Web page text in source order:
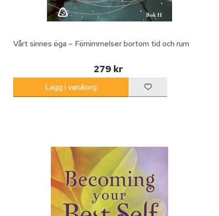
Vårt sinnes öga – Förnimmelser bortom tid och rum
279 kr